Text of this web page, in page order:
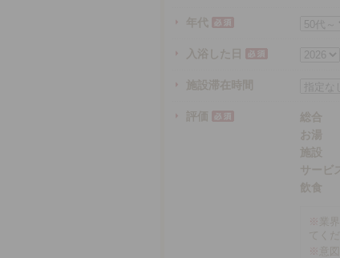
年代
入浴した日
施設滞在時間
評価 総合
お湯
施設
サービ
飲食
※ 業
てく
※ 意